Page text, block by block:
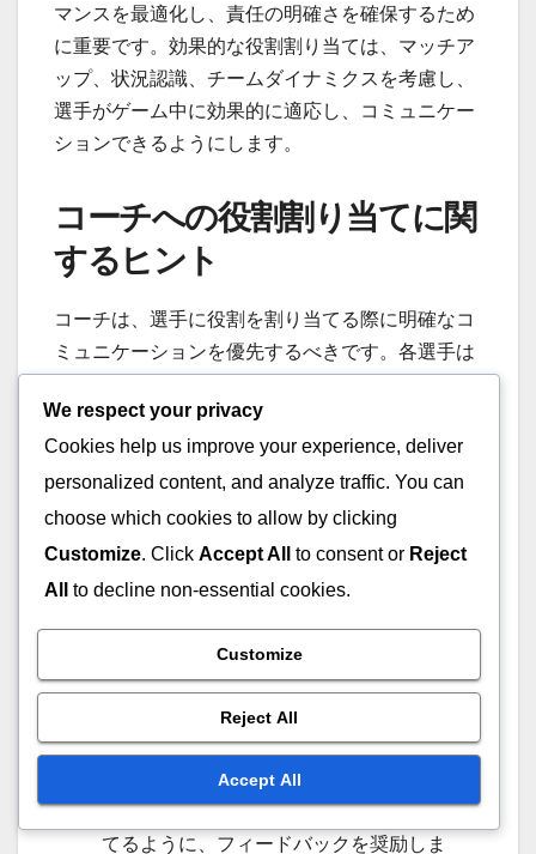
マンスを最適化し、責任の明確さを確保するため
に重要です。効果的な役割割り当ては、マッチア
ップ、状況認識、チームダイナミクスを考慮し、
選手がゲーム中に効果的に適応し、コミュニケー
ションできるようにします。
コーチへの役割割り当てに関
するヒント
コーチは、選手に役割を割り当てる際に明確なコ
ミュニケーションを優先するべきです。各選手は
ットするかを理解する必要があります。役割につ
いて定期的に話し合うことで、期待を明確にし、
協力的な環境を育むことができます。
役割を定義する際には、各選手の強みや弱みを考
慮するべきです。例えば、強いディフェンススキ
ーマンスを発揮し、良い攻撃本能を持つ選手はフ
ォワードとして活躍できるかもしれません。役割
を個々の能力に合わせることで、チームダイナミ
クスが向上します。
選手が自分の役割に対して快適で自信を持
てるように、フィードバックを奨励しま
We respect your privacy
Cookies help us improve your experience, deliver
personalized content, and analyze traffic. You can
choose which cookies to allow by clicking
Customize. Click Accept All to consent or Reject
All
to decline non-essential cookies.
Customize
Reject All
Accept All